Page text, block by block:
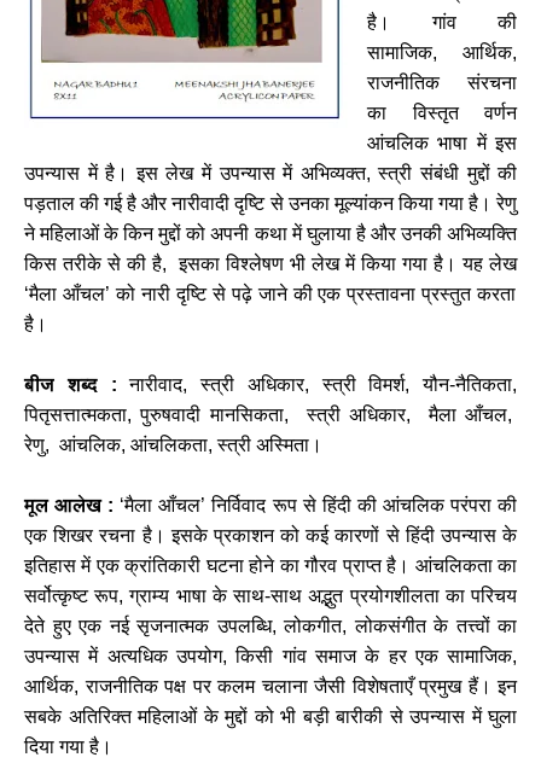
है।
गांव
की
सामाजिक, आर्थिक,
राजनीतिक
संरचना
का
विस्तृत
वर्णन
आंचलिक भाषा में इस
उपन्यास में है। इस लेख में उपन्यास में अभिव्यक्त,स्त्री संबंधी मुद्दों की
पड़तालकी गई है और नारीवादी दृष्टि से उनका मूल्यांकन किया गया है। रेणु
ने महिलाओं के किन मुद्दों को अपनी कथा में घुलाया है और उनकी अभिव्यक्ति
किस तरीके से की है,इसका विश्लेषण भी लेख में किया गया है। यह लेख
‘मैला आँचल’को नारी दृष्टि से पढ़े जाने की एक प्रस्तावना प्रस्तुत करता
है।
बीज शब्द :नारीवाद,स्त्री अधिकार,स्त्री विमर्श,यौन-नैतिकता,
पितृसत्तात्मकता,पुरुषवादी मानसिकता, स्त्री अधिकार, मैला आँचल,
रेणु, आंचलिक, आंचलिकता,स्त्री अस्मिता।
मूल आलेख : ‘मैला आँचल’निर्विवाद रूप से हिंदी की आंचलिक परंपरा की
एक शिखर रचना है। इसके प्रकाशन को कई कारणों से हिंदी उपन्यास के
इतिहास में एक क्रांतिकारी घटना होने का गौरव प्राप्त है। आंचलिकता का
सर्वोत्कृष्ट रूप,ग्राम्य भाषा के साथ-साथ अद्भुत प्रयोगशीलता का परिचय
देते हुए एक नई सृजनात्मक उपलब्धि,लोकगीत,लोकसंगीत के तत्त्वों का
उपन्यास में अत्यधिक उपयोग,किसी गांव समाज के हर एक सामाजिक,
आर्थिक,राजनीतिक पक्ष पर कलम चलाना जैसी विशेषताएँ प्रमुख हैं। इन
सबके अतिरिक्त महिलाओं के मुद्दों को भी बड़ी बारीकी से उपन्यास में घुला
दिया गया है।